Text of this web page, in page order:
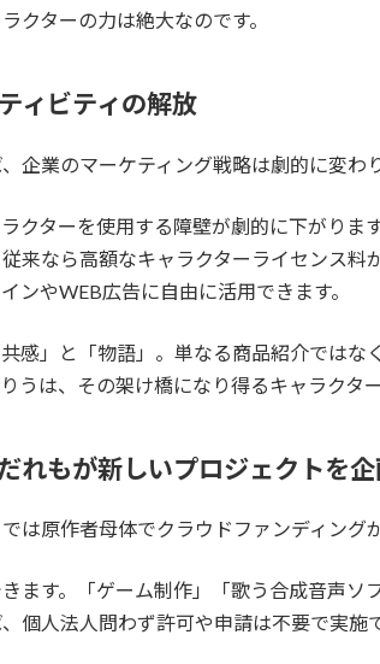
クターの力は絶大なのです。
ィビティの解放
企業のマーケティング戦略は劇的に変わり
クターを使用する障壁が劇的に下がりま
来なら高額なキャラクターライセンス料
ンやWEB広告に自由に活用できます。
感」と「物語」。単なる商品紹介ではな
うは、その架け橋になり得るキャラクター
れもが新しいプロジェクトを
は原作者母体でクラウドファンディング
ます。「ゲーム制作」「歌う合成音声ソ
個人法人問わず許可や申請は不要で実施